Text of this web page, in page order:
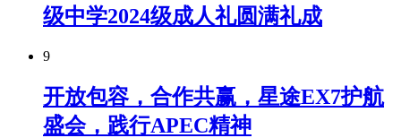
级中学2024级成人礼圆满礼成
9
开放包容，合作共赢，星途EX7护航
盛会，践行APEC精神